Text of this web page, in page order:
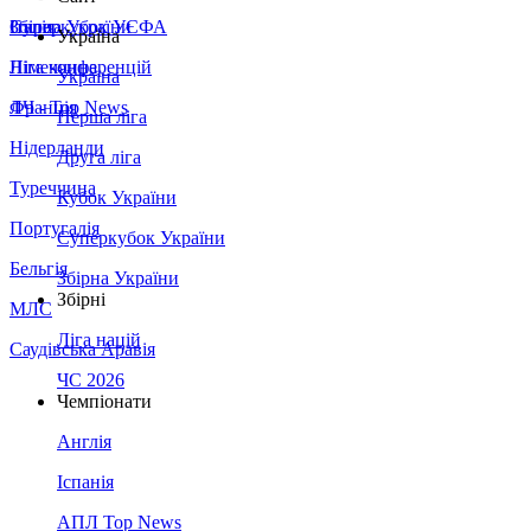
Збірна України
Італія
Німеччина
Франція
Нідерланди
Туреччина
Португалія
Бельгія
МЛС
Саудівська Аравія
Суперкубок УЄФА
Ліга конференцій
ЛЧ - Top News
Україна
Україна
Перша ліга
Друга ліга
Кубок України
Суперкубок України
Збірна України
Збірні
Ліга націй
ЧС 2026
Чемпіонати
Англія
Іспанія
АПЛ Top News